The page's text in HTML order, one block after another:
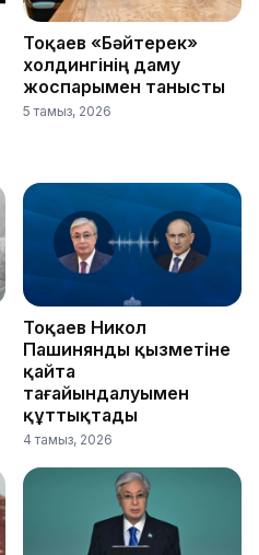
Тоқаев «Бәйтерек»
холдингінің даму
жоспарымен танысты
5 тамыз, 2026
Тоқаев Никол
Пашинянды қызметіне
қайта
тағайындалуымен
құттықтады
4 тамыз, 2026